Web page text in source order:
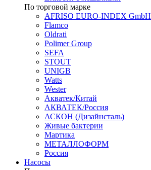
По торговой марке
AFRISO EURO-INDEX GmbH
Flamco
Oldrati
Polimer Group
SEFA
STOUT
UNIGB
Watts
Wester
Акватек/Китай
АКВАТЕК/Россия
АСКОН (Дизайнсталь)
Живые бактерии
Мартика
МЕТАЛЛОФОРМ
Россия
Насосы